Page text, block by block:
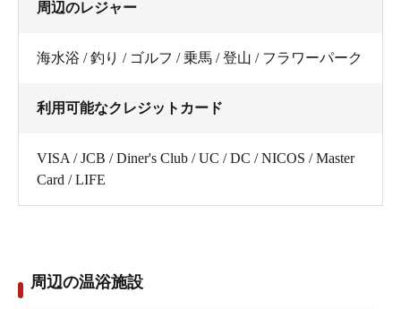
周辺のレジャー
海水浴 / 釣り / ゴルフ / 乗馬 / 登山 / フラワーパーク
利用可能なクレジットカード
VISA / JCB / Diner's Club / UC / DC / NICOS / Master
Card / LIFE
周辺の温浴施設